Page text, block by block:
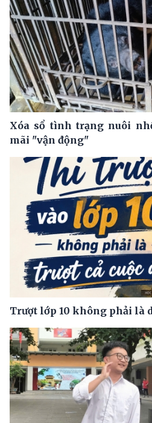
Xóa sổ tình trạng nuôi
mãi "vận động"
Trượt lớp 10 không phải là